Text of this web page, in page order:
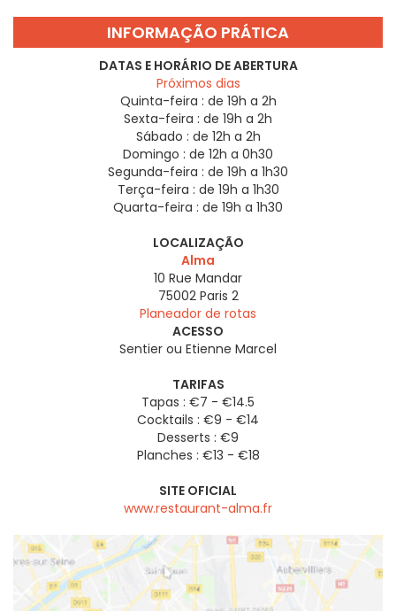
INFORMAÇÃO PRÁTICA
DATAS E HORÁRIO DE ABERTURA
Próximos dias
Quinta-feira : de 19h a 2h
Sexta-feira : de 19h a 2h
Sábado : de 12h a 2h
Domingo : de 12h a 0h30
Segunda-feira : de 19h a 1h30
Terça-feira : de 19h a 1h30
Quarta-feira : de 19h a 1h30
LOCALIZAÇÃO
Alma
10 Rue Mandar
75002 Paris 2
Planeador de rotas
ACESSO
Sentier ou Etienne Marcel
TARIFAS
Tapas : €7 - €14.5
Cocktails : €9 - €14
Desserts : €9
Planches : €13 - €18
SITE OFICIAL
www.restaurant-alma.fr